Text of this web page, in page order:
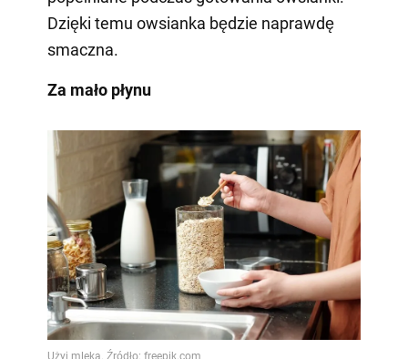
Dzięki temu owsianka będzie naprawdę
smaczna.
Za mało płynu